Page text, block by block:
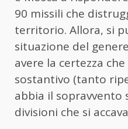
90 missili che
territorio. Allora, si
situazione del
avere la certezza
sostantivo (tanto
abbia il
divisioni che si